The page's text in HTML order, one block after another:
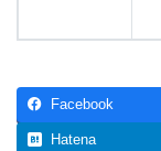
Facebook
Hatena